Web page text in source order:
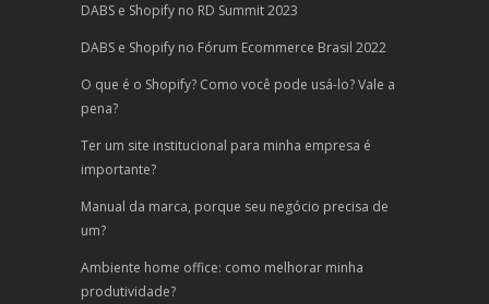
DABS e Shopify no RD Summit 2023
DABS e Shopify no Fórum Ecommerce Brasil 2022
O que é o Shopify? Como você pode usá-lo? Vale a
pena?
Ter um site institucional para minha empresa é
importante?
Manual da marca, porque seu negócio precisa de
um?
Ambiente home office: como melhorar minha
produtividade?